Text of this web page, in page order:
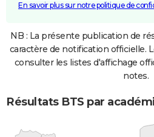
En savoir plus sur notre politique de
NB : La présente publication de
caractère de notification officielle.
consulter les listes d'affichage
notes.
Résultats BTS par